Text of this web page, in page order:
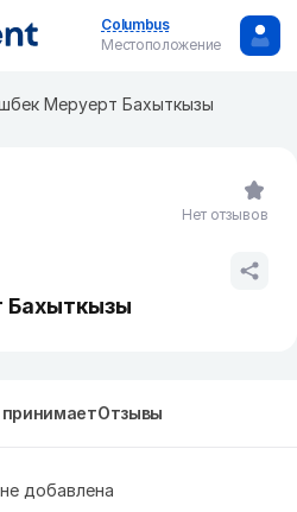
Columbus
Местоположение
Меруерт Бахыткызы
Бахыткызы
Нет отзывов
принимаетОтзывы
добавлена